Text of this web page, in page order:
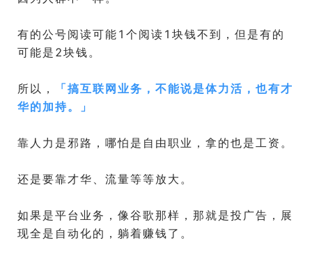
有的公号阅读可能1个阅读1块钱不到，但是有的
可能是2块钱。
所以， 「搞互联网业务，不能说是体力活，也有才
华的加持。
」
靠人力是邪路，哪怕是自由职业，拿的也是工资。
还是要靠才华、流量等等放大。
如果是平台业务，像谷歌那样，那就是投广告，展
现全是自动化的，躺着赚钱了。